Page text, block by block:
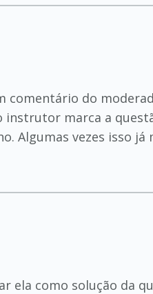
comentário do
marca a
Algumas vezes isso
ela como solução da